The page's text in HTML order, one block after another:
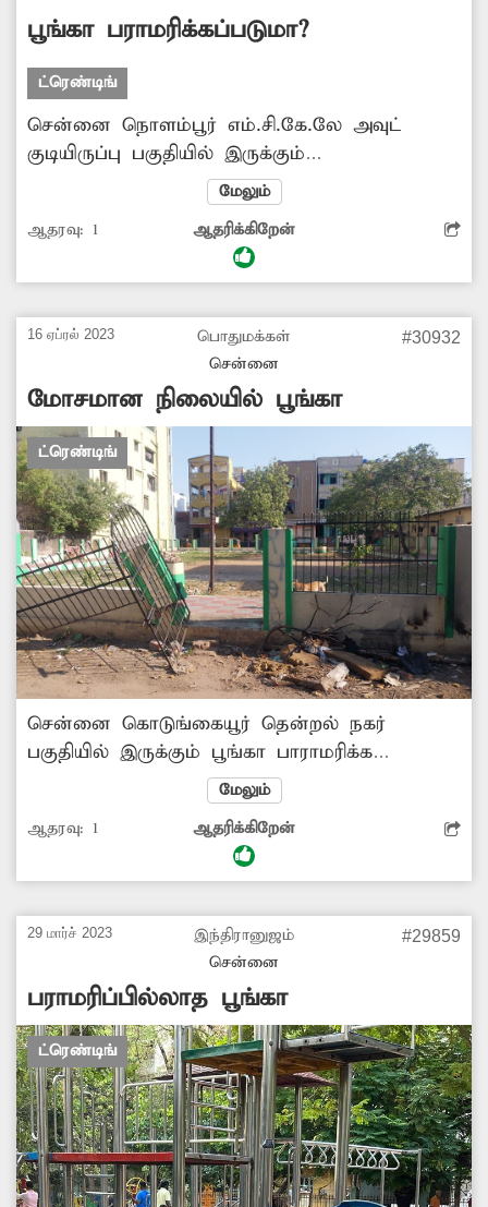
எடுக்கப்படவில்லை. எனவே, சம்பந்தப்பட்ட
மாநகராட்சி அதிகாரிகள் உரிய நடவடிக்கை
எடுக்க வேண்டும் என அப்பகுதி மக்கள்
கோரிக்கை விடுத்துள்ளனர்.
பூங்கா பராமரிக்கப்படுமா?
ட்ரெண்டிங்
சென்னை நொளம்பூர் எம்.சி.கே.லே அவுட்
குடியிருப்பு பகுதியில் இருக்கும்
பூங்கா.பராமரிப்பின்றி உள்ளது. இதனால்
அப்பகுதியில் சிறுவர்கள், பெரியவர்கள் அந்த
பூங்காவை பயன்படுத்த முடியாத நிலையில்
உள்ளது. எனவே சமந்தப்பட்ட அதிகாரிகள்
எடுப்பார்களா ?
மேலும்
ஆதரவு: 1 ஆதரிக்கிறேன்
16 ஏப்ரல் 2023
பொதுமக்கள்
சென்னை
#30932
மோசமான நிலையில் பூங்கா
ட்ரெண்டிங்
சென்னை கொடுங்கையூர் தென்றல் நகர்
பகுதியில் இருக்கும் பூங்கா பாராமரிக்க
படாமலும் சுவர்கல் இடிந்து காணப்படுகிறது.
மேலும் முதியவர்கள் மற்றும் சிறுவர்கள்
நடைபயணம் மற்றும் விளையாட செல்ல
முடியமல் இருக்கிறது எனவே இந்த பூங்காவை
எடுக்க வேண்டும்.
மேலும்
ஆதரவு: 1 ஆதரிக்கிறேன்
29 மார்ச் 2023
இந்திரானுஜம்
சென்னை
#29859
பராமரிப்பில்லாத பூங்கா
ட்ரெண்டிங்